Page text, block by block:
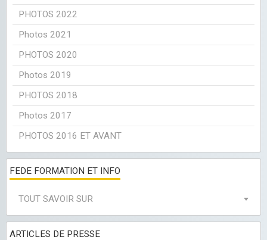
PHOTOS 2022
Photos 2021
PHOTOS 2020
Photos 2019
PHOTOS 2018
Photos 2017
PHOTOS 2016 ET AVANT
FEDE FORMATION ET INFO
TOUT SAVOIR SUR
ARTICLES DE PRESSE